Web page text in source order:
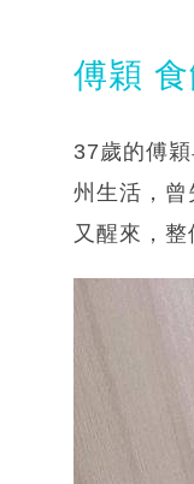
傅穎
37歲的傅
州生活，
又醒來，